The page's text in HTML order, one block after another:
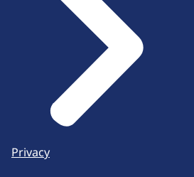
Privacy